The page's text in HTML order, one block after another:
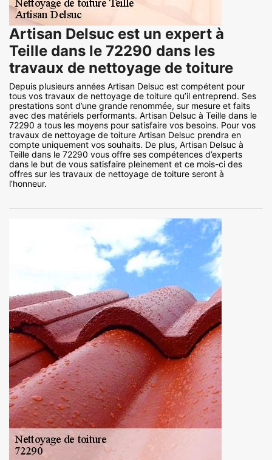
Artisan Delsuc est un expert à
Teille dans le 72290 dans les
travaux de nettoyage de toiture
Depuis plusieurs années Artisan Delsuc est compétent pour
tous vos travaux de nettoyage de toiture qu’il entreprend. Ses
prestations sont d’une grande renommée, sur mesure et faits
avec des matériels performants. Artisan Delsuc à Teille dans le
72290 a tous les moyens pour satisfaire vos besoins. Pour vos
travaux de nettoyage de toiture Artisan Delsuc prendra en
compte uniquement vos souhaits. De plus, Artisan Delsuc à
Teille dans le 72290 vous offre ses compétences d’experts
dans le but de vous satisfaire pleinement et ce mois-ci des
offres sur les travaux de nettoyage de toiture seront à
l’honneur.